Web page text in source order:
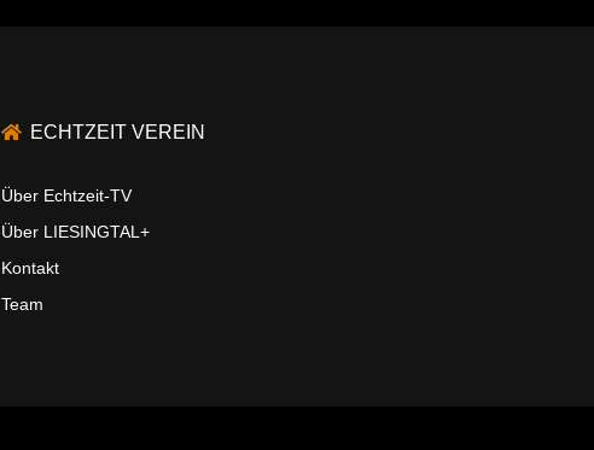
ECHTZEIT VEREIN
Über Echtzeit-TV
Über LIESINGTAL+
Kontakt
Team